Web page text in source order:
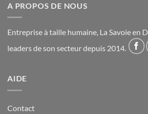
A PROPOS DE NOUS
Entreprise à taille humaine, La Savoie en
leaders de son secteur depuis 2014.
AIDE
Contact